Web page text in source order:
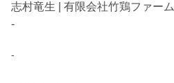
志村竜生 | 有限会社竹鶏ファーム
-
-